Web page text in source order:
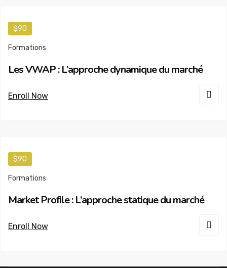
$90
Formations
Les VWAP : L’approche dynamique du marché
Enroll Now
$90
Formations
Market Profile : L’approche statique du marché
Enroll Now